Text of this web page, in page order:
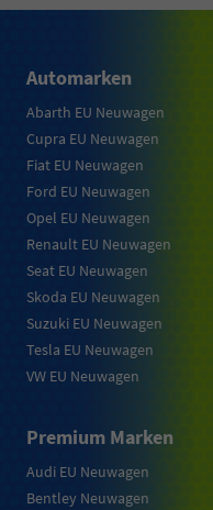
Automarken
Abarth EU Neuwagen
Cupra EU Neuwagen
Fiat EU Neuwagen
Ford EU Neuwagen
Opel EU Neuwagen
Renault EU Neuwagen
Seat EU Neuwagen
Skoda EU Neuwagen
Suzuki EU Neuwagen
Tesla EU Neuwagen
VW EU Neuwagen
Premium Marken
Audi EU Neuwagen
Bentley Neuwagen